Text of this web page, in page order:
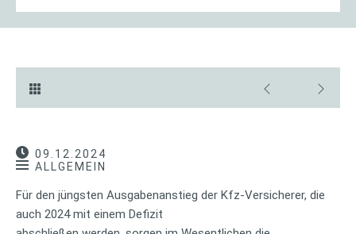
09.12.2024
ALLGEMEIN
Für den jüngsten Ausgabenanstieg der Kfz-Versicherer, die
auch 2024 mit einem Defizit